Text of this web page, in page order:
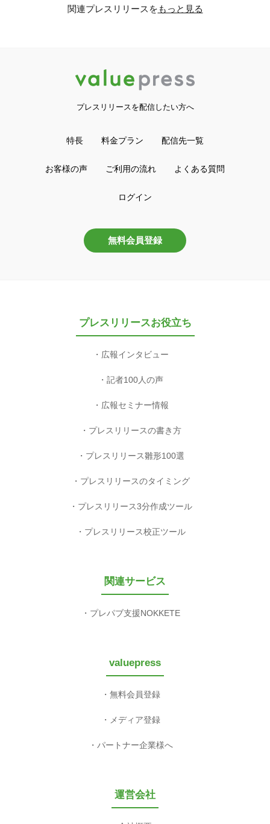
関連プレスリリースをもっと見る
プレスリリースを配信したい方へ
特長 料金プラン 配信先一覧
お客様の声 ご利用の流れ よくある質問
ログイン
無料会員登録
プレスリリースお役立ち
広報インタビュー
記者100人の声
広報セミナー情報
プレスリリースの書き方
プレスリリース雛形100選
プレスリリースのタイミング
プレスリリース3分作成ツール
プレスリリース校正ツール
関連サービス
プレパブ支援NOKKETE
valuepress
無料会員登録
メディア登録
パートナー企業様へ
運営会社